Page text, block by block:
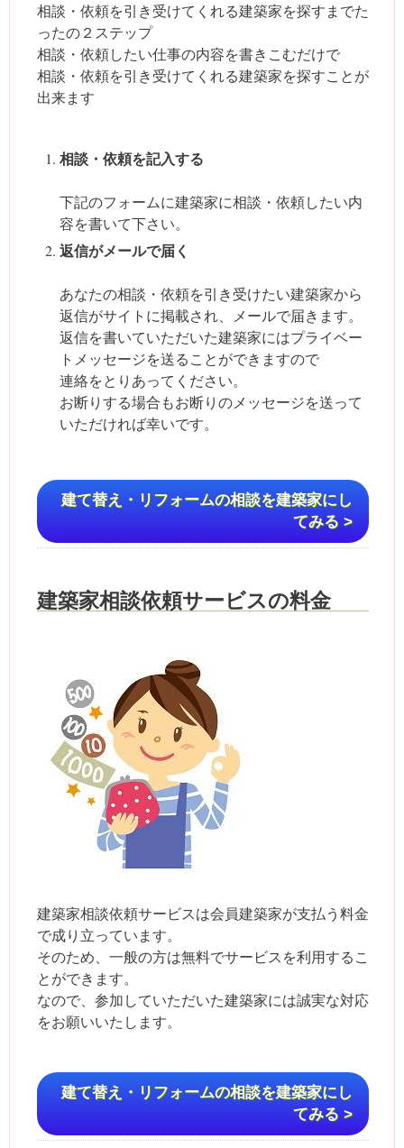
相談・依頼を引き受けてくれる建築家を探すまでた
ったの２ステップ
相談・依頼したい仕事の内容を書きこむだけで
相談・依頼を引き受けてくれる建築家を探すことが
出来ます
相談・依頼を記入する
下記のフォームに建築家に相談・依頼したい内
容を書いて下さい。
返信がメールで届く
あなたの相談・依頼を引き受けたい建築家から
返信がサイトに掲載され、メールで届きます。
返信を書いていただいた建築家にはプライベー
トメッセージを送ることができますので
連絡をとりあってください。
お断りする場合もお断りのメッセージを送って
いただければ幸いです。
建て替え・リフォームの相談を建築家にし
てみる >
建築家相談依頼サービスの料金
建築家相談依頼サービスは会員建築家が支払う料金
で成り立っています。
そのため、一般の方は無料でサービスを利用するこ
とができます。
なので、参加していただいた建築家には誠実な対応
をお願いいたします。
建て替え・リフォームの相談を建築家にし
てみる >